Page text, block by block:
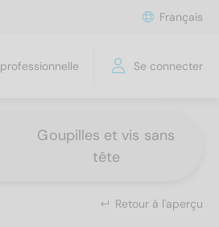
Français
Se connecter
Goupilles et vis sans
tête
Retour à l'aperçu